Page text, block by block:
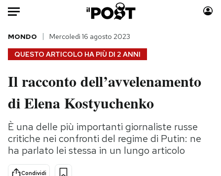
Auto
HOME
Italia
Politica
Tecnologia
Internet
Scienza
Cultura
Moda
Consumismi
Storie/Idee
Ok Boomer!
Media
QUESTO ARTICOLO HA PIÙ DI 2 ANNI
MONDO Mercoledì 16 agosto 2023
Il racconto dell’avvelenamento
di Elena Kostyuchenko
È una delle più importanti giornaliste russe
critiche nei confronti del regime di Putin: ne
ha parlato lei stessa in un lungo articolo
Condividi